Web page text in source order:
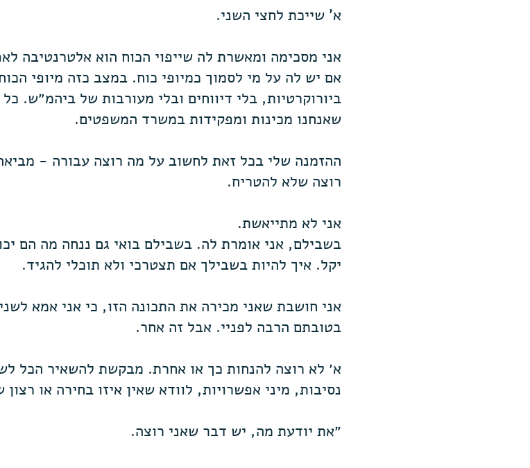
א' שייכת לחצי השני.
אני מסכימה ומאשרת לה שייפוי הכוח הוא אלטרנטיבה
אם יש לה על מי לסמוך כמיופי כוח. במצב כזה מיופי
ביורוקרטיות, בלי דיווחים ובלי מעורבות של ביהמ״ש.
שאנחנו מכינות ומפקידות במשרד המשפטים.
ההזמנה שלי בכל זאת לחשוב על מה רוצה עבורה -
רוצה שלא להטריח.
אני לא מתייאשת.
בשבילם, אני אומרת לה. בשבילם בואי גם ננחה מה הם
יקל. איך להיות בשבילך אם תצטרכי ולא תוכלי להגיד.
אני חושבת שאני מכירה את התכונה הזו, כי אני אמא
בטובתם הרבה לפניי. אבל זה אחר.
א׳ לא רוצה להנחות כך או אחרת. מבקשת להשאיר הכל
נסיבות, מיני אפשרויות, לוודא שאין איזו בחירה או
״את יודעת מה, יש דבר שאני רוצה.